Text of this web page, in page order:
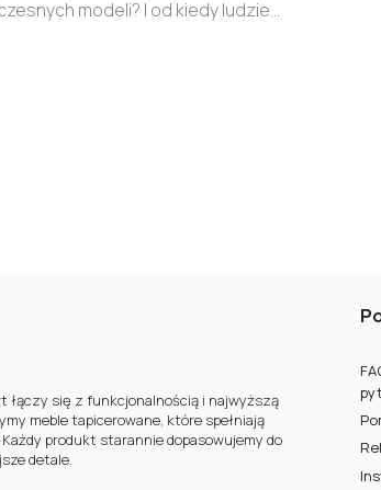
modeli? I od kiedy ludzie
łączy się z funkcjonalnością i najwyższą
meble tapicerowane, które spełniają
produkt starannie dopasowujemy do
detale.